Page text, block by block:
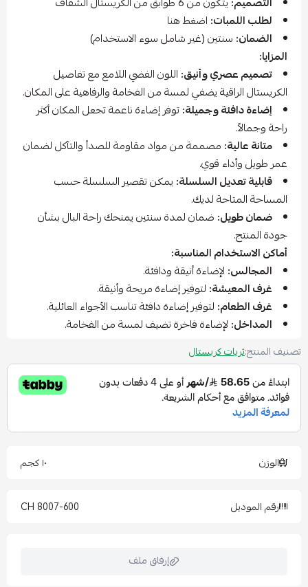
لطلب اللمبات: اضغط هنا
الضمان: سنتين (غير شامل سوء الاستخدام)
المزايا:
تصميم عصري وأنيق: اللون الفضي اللامع مع تفاصيل
الكريستال الراقية يضفي لمسة من الفخامة والرفاهية على المكان.
إضاءة دافئة وجميلة:توفر إضاءة ناعمة تجعل المكان أكثر
راحة وجمالاً.
متانة عالية: مصممة من مواد مقاومة للصدأ والتآكل لضمان
عمر طويل وأداء قوي.
قابلية تعديل السلسلة: يمكن تقصير السلسلة حسب
المساحة المتاحة لديك.
ضمان طويل: ضمان لمدة سنتين يمنحك راحة البال بشأن
جودة المنتج.
أماكن الاستخدام المناسبة:
المجالس: لإضاءة أنيقة ودافئة.
غرف المعيشة: لتوفير إضاءة مريحة وأنيقة.
غرف الطعام: لتوفير إضاءة دافئة تناسب الأجواء العائلية.
المداخل: لإضاءة فاخرة تضيف لمسة من الفخامة.
تصنيف المنتج:ثريات كريستال
الوزن ١٠ كجم
رقم الموديل 8007-600 CH
إرفاق ملف